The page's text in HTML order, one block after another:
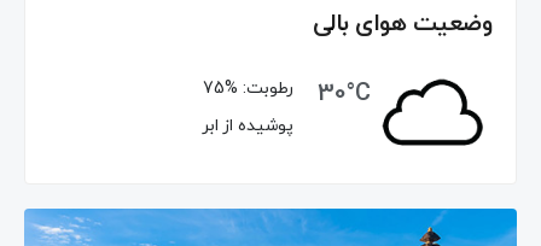
وضعیت هوای بالی
30°C
رطوبت: 75%
پوشیده از ابر